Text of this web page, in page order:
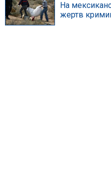
На
жертв